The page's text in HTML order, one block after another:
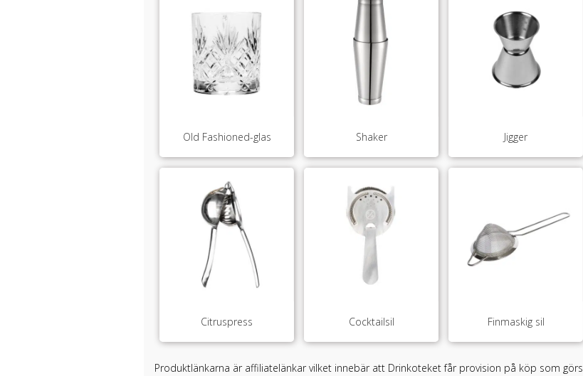
Old Fashioned-glas Shaker Jigger
Citruspress Cocktailsil Finmaskig sil
Produktlänkarna är affiliatelänkar vilket innebär att Drinkoteket får provision på köp som görs